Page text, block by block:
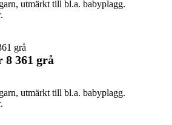
utmärkt till bl.a. babyplagg.
8 361 grå
utmärkt till bl.a. babyplagg.